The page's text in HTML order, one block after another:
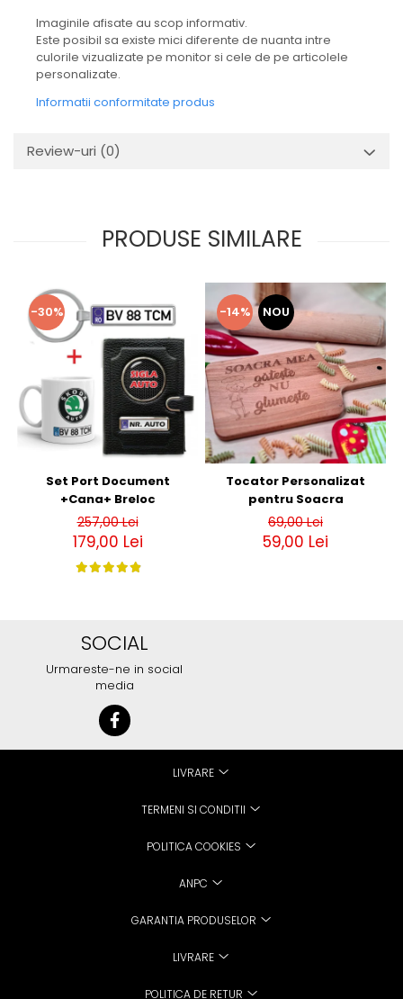
Imaginile afisate au scop informativ.
Este posibil sa existe mici diferente de nuanta intre
culorile vizualizate pe monitor si cele de pe articolele
personalizate.
Informatii conformitate produs
Review-uri (0)
PRODUSE SIMILARE
-30%
Set Port Document
+Cana+ Breloc
257,00 Lei
179,00 Lei
-14% NOU
Tocator Personalizat
pentru Soacra
69,00 Lei
59,00 Lei
SOCIAL
Urmareste-ne in social
media
LIVRARE
TERMENI SI CONDITII
POLITICA COOKIES
ANPC
GARANTIA PRODUSELOR
LIVRARE
POLITICA DE RETUR